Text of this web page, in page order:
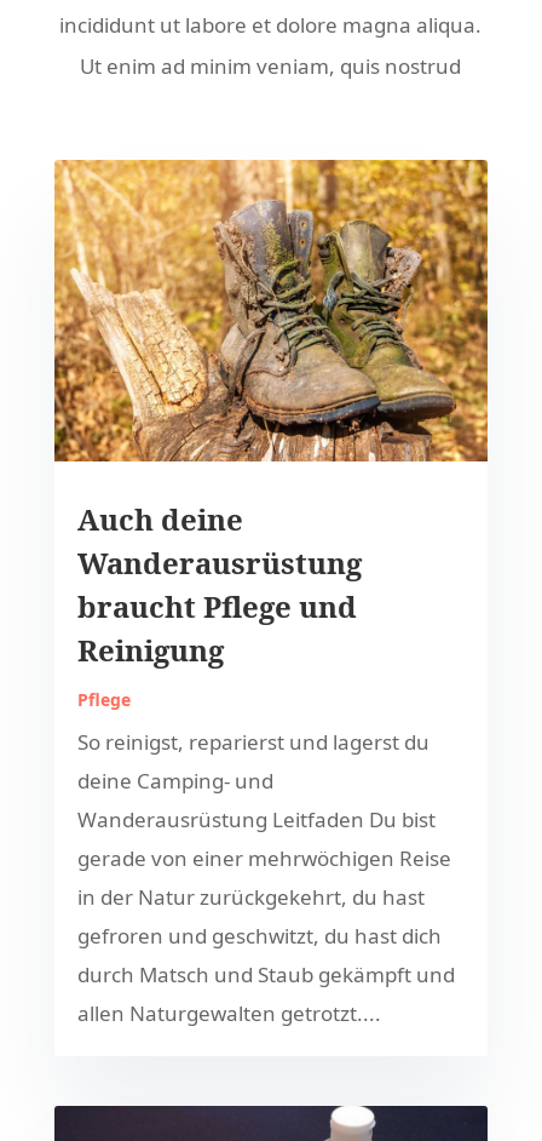
incididunt ut labore et dolore magna aliqua.
Ut enim ad minim veniam, quis nostrud
Auch deine
Wanderausrüstung
braucht Pflege und
Reinigung
Pflege
So reinigst, reparierst und lagerst du
deine Camping- und
Wanderausrüstung Leitfaden Du bist
gerade von einer mehrwöchigen Reise
in der Natur zurückgekehrt, du hast
gefroren und geschwitzt, du hast dich
durch Matsch und Staub gekämpft und
allen Naturgewalten getrotzt....